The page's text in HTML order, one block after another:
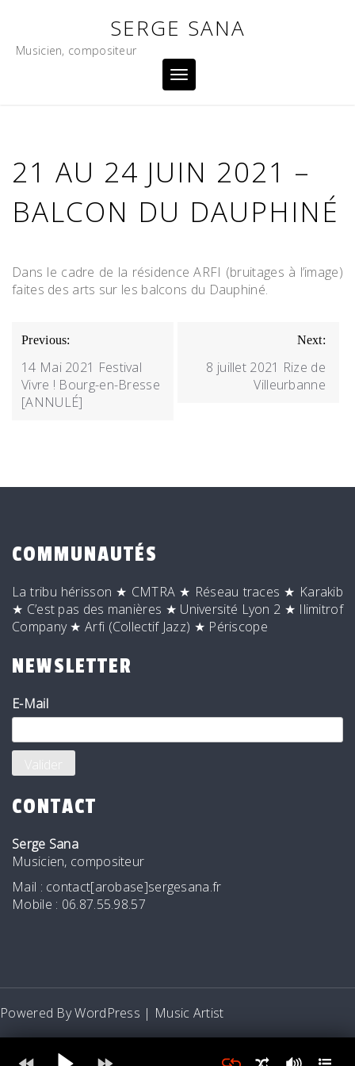
content
SERGE SANA
Musicien, compositeur
Toggle
navigation
21 AU 24 JUIN 2021 –
BALCON DU DAUPHINÉ
Dans le cadre de la résidence ARFI (bruitages à l’image)
faites des arts sur les balcons du Dauphiné.
NAVIGATION
DE
L’ARTICLE
Previous:
14 Mai 2021 Festival
Vivre ! Bourg-en-Bresse
[ANNULÉ]
Next:
8 juillet 2021 Rize de
Villeurbanne
COMMUNAUTÉS
La tribu hérisson ★ CMTRA ★ Réseau traces ★ Karakib
★ C’est pas des manières ★ Université Lyon 2 ★ Ilimitrof
Company★Arfi (Collectif Jazz) ★ Périscope
NEWSLETTER
E-Mail
CONTACT
Serge Sana
Musicien, compositeur
Mail : contact[arobase]sergesana.fr
Mobile : 06.87.55.98.57
Powered By WordPress | Music Artist